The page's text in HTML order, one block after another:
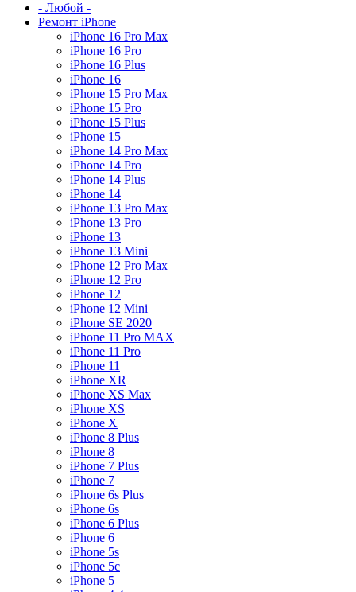
- Любой -
Ремонт iPhone
iPhone 16 Pro Max
iPhone 16 Pro
iPhone 16 Plus
iPhone 16
iPhone 15 Pro Max
iPhone 15 Pro
iPhone 15 Plus
iPhone 15
iPhone 14 Pro Max
iPhone 14 Pro
iPhone 14 Plus
iPhone 14
iPhone 13 Pro Max
iPhone 13 Pro
iPhone 13
iPhone 13 Mini
iPhone 12 Pro Max
iPhone 12 Pro
iPhone 12
iPhone 12 Mini
iPhone SE 2020
iPhone 11 Pro MAX
iPhone 11 Pro
iPhone 11
iPhone XR
iPhone XS Max
iPhone XS
iPhone X
iPhone 8 Plus
iPhone 8
iPhone 7 Plus
iPhone 7
iPhone 6s Plus
iPhone 6s
iPhone 6 Plus
iPhone 6
iPhone 5s
iPhone 5c
iPhone 5